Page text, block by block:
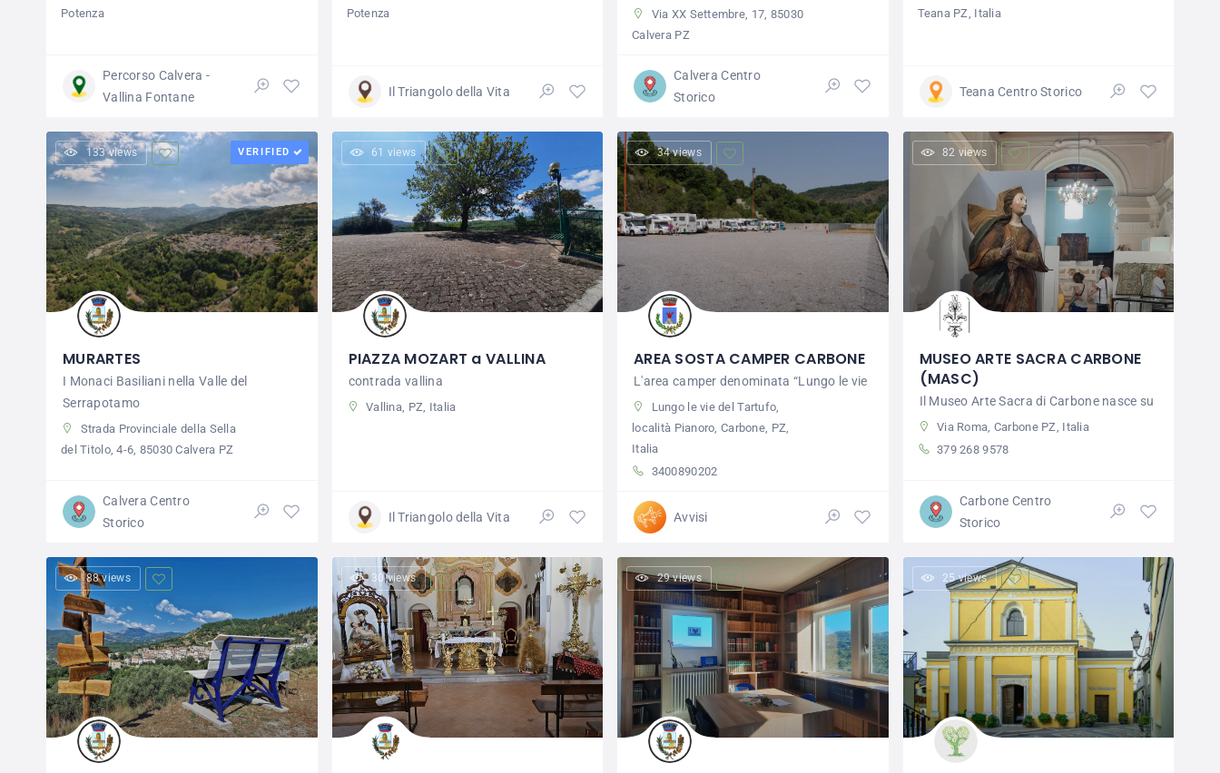
Potenza
Percorso Calvera -
Vallina Fontane
Potenza
Il Triangolo della Vita
Via XX Settembre, 17, 85030
Calvera PZ
Calvera Centro
Storico
Teana PZ, Italia
Teana Centro Storico
133 views VERIFIED
MURARTES
I Monaci Basiliani nella Valle del
Serrapotamo
Strada Provinciale della Sella
del Titolo, 4-6, 85030 Calvera PZ
Calvera Centro
Storico
61 views
PIAZZA MOZART a VALLINA
contrada vallina
Vallina, PZ, Italia
Il Triangolo della Vita
34 views
AREA SOSTA CAMPER CARBONE
L'area camper denominata “Lungo le vie
Lungo le vie del Tartufo,
località Pianoro, Carbone, PZ,
Italia
3400890202
Avvisi
82 views
MUSEO ARTE SACRA CARBONE
(MASC)
Il Museo Arte Sacra di Carbone nasce su
Via Roma, Carbone PZ, Italia
379 268 9578
Carbone Centro
Storico
88 views 30 views 29 views 25 views